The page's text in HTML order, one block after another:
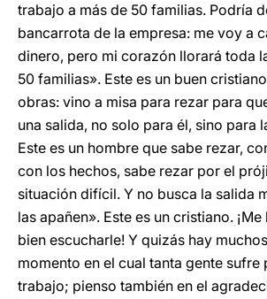
trabajo a más de 50 familias. Podría
bancarrota de la empresa: me voy a
dinero, pero mi corazón llorará toda
50 familias». Este es un buen
obras: vino a misa para rezar para
una salida, no solo para él, sino para
Este es un hombre que sabe rezar,
con los hechos, sabe rezar por el
situación difícil. Y no busca la salida
las apañen». Este es un cristiano.
bien escucharle! Y quizás hay
momento en el cual tanta gente sufre
trabajo; pienso también en el